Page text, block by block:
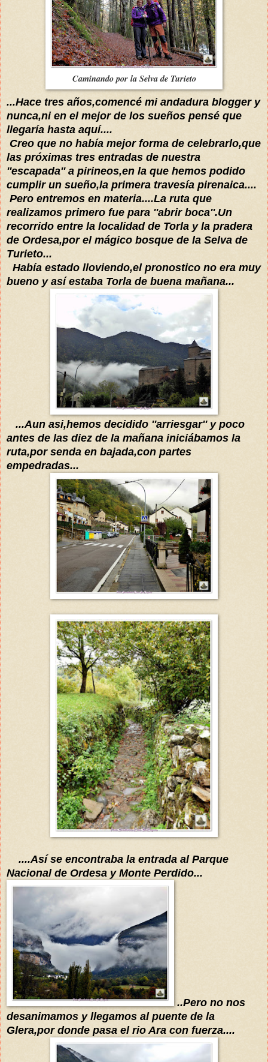
Caminando por la Selva de Turieto
...Hace tres años,comencé mi andadura blogger y
nunca,ni en el mejor de los sueños pensé que
llegaría hasta aquí....
Creo que no había mejor forma de celebrarlo,que
las próximas tres entradas de nuestra
''escapada''a pirineos,en la que hemos podido
cumplir un sueño,la primera travesía pirenaica....
Pero entremos en materia....La ruta que
realizamos primero fue para ''abrir boca''.Un
recorrido entre la localidad de Torla y la pradera
de Ordesa,por el mágico bosque de la Selva de
Turieto...
Había estado lloviendo,el pronostico no era muy
bueno y asíestaba Torla de buena mañana...
...Aun asi,hemos decidido ''arriesgar'' y poco
antes de las diez de la mañana iniciábamos la
ruta,por senda en bajada,con partes
empedradas...
....Asíse encontraba la entrada al Parque
Nacional de Ordesa y Monte Perdido...
..Pero no nos
desanimamos y llegamos al puente de la
Glera,por donde pasa el rio Ara con fuerza....